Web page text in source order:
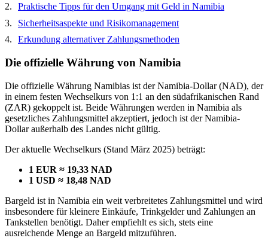
Praktische Tipps für den Umgang mit Geld in Namibia
Sicherheitsaspekte und Risikomanagement
Erkundung alternativer Zahlungsmethoden
Die offizielle Währung von Namibia
Die offizielle Währung Namibias ist der Namibia-Dollar (NAD), der
in einem festen Wechselkurs von 1:1 an den südafrikanischen Rand
(ZAR) gekoppelt ist. Beide Währungen werden in Namibia als
gesetzliches Zahlungsmittel akzeptiert, jedoch ist der Namibia-
Dollar außerhalb des Landes nicht gültig.
Der aktuelle Wechselkurs (Stand März 2025) beträgt:
1 EUR ≈ 19,33 NAD
1 USD ≈ 18,48 NAD
Bargeld ist in Namibia ein weit verbreitetes Zahlungsmittel und wird
insbesondere für kleinere Einkäufe, Trinkgelder und Zahlungen an
Tankstellen benötigt. Daher empfiehlt es sich, stets eine
ausreichende Menge an Bargeld mitzuführen.